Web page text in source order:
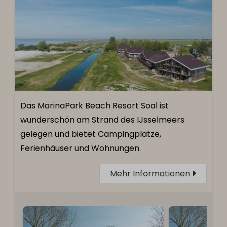
Das MarinaPark Beach Resort Soal ist
wunderschön am Strand des IJsselmeers
gelegen und bietet Campingplätze,
Ferienhäuser und Wohnungen.
Mehr Informationen